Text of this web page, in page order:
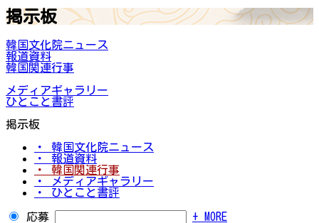
掲示板
韓国文化院ニュース
報道資料
韓国関連行事
メディアギャラリー
ひとこと書評
掲示板
・ 韓国文化院ニュース
・ 報道資料
・ 韓国関連行事
・ メディアギャラリー
・ ひとこと書評
応募 + MORE